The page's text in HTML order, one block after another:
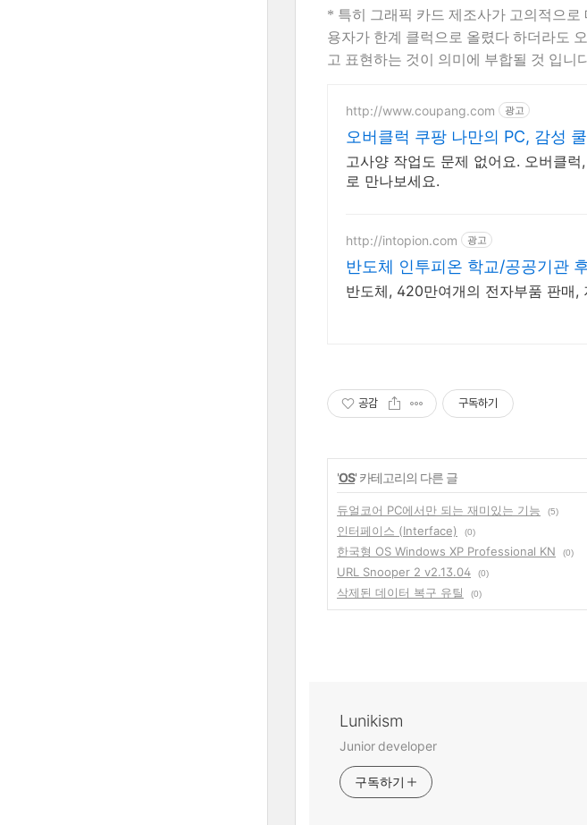
* 특히 그래픽 카드 제조사가 고의적으
용자가 한계 클럭으로 올렸다 하더라도
고 표현하는 것이 의미에 부합될 것 입니
http://www.coupang.com 광고
오버클럭 쿠팡 나만의 PC, 감성
고사양 작업도 문제 없어요. 오버클
로 만나보세요.
http://intopion.com 광고
반도체 인투피온 학교/공공기관
반도체, 420만여개의 전자부품 판매,
공감 구독하기
'OS' 카테고리의 다른 글
듀얼코어 PC에서만 되는 재미있는 기능 (5)
인터페이스 (Interface)
(0)
한국형 OS Windows XP Professional KN
(0)
URL Snooper 2 v2.13.04
(0)
삭제된 데이터 복구 유틸
(0)
Lunikism
Junior developer
구독하기